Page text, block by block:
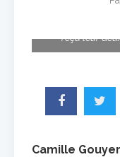
reçu leur
Camille